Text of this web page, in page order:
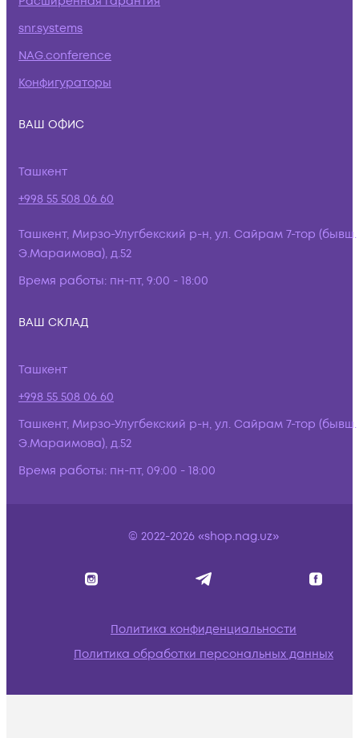
snr.systems
NAG.conference
Конфигураторы
ВАШ ОФИС
Ташкент
+998 55 508 06 60
Ташкент, Мирзо-Улугбекский р-н, ул. Сайрам 7-тор (бывш.
Э.Мараимова), д.52
Время работы: пн-пт, 9:00 - 18:00
ВАШ СКЛАД
Ташкент
+998 55 508 06 60
Ташкент, Мирзо-Улугбекский р-н, ул. Сайрам 7-тор (бывш.
Э.Мараимова), д.52
Время работы: пн-пт, 09:00 - 18:00
© 2022-2026 «shop.nag.uz»
Политика конфиденциальности
Политика обработки персональных данных